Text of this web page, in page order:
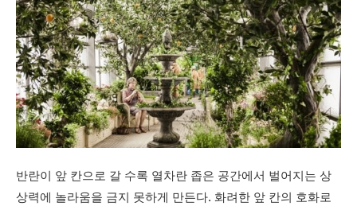
반란이 앞 칸으로 갈 수록 열차란 좁은 공간에서 벌어지는 상
상력에 놀라움을 금지 못하게 만든다. 화려한 앞 칸의 호화로